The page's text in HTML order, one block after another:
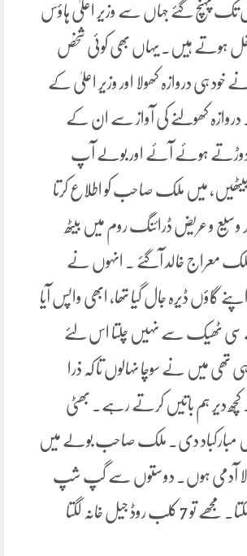
تک پہنچ گئے جہاں سے وزیر اعلیٰ ہاؤس
ہوتے ہیں۔ یہاں بھی کوئی شخص
خود ہی دروازہ کھولا اور وزیر اعلیٰ کے
دروازہ کھولنے کی آواز سے ان کے
ہوئے آئے اور بولے آپ
میں ملک صاحب کو اطلاع کرتا
و عریض ڈرائنگ روم میں بیٹھ
ملک معراج خالد آگئے ۔ انہوں نے
گاؤں ڈیرہ جال گیا تھا، ابھی واپس آیا
ٹھیک سے نہیں چلتا اس لئے
میں نے سوچا نہالوں تا کہ ذرا
دیر ہم باتیں کرتے رہے۔ بھٹی
دی۔ ملک صاحب بولے میں
آدمی ہوں۔ دوستوں سے گپ شپ
کے بغیر نہیں رہ سکتا۔ مجھے تو 7 کلب روڈ جیل خانہ لگتا